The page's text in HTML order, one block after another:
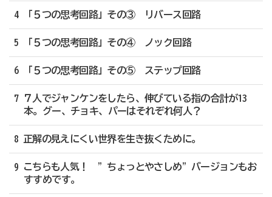
4 「５つの思考回路」その③ リバース回路
5 「５つの思考回路」その④ ノック回路
6 「５つの思考回路」その⑤ ステップ回路
7 ７人でジャンケンをしたら、伸びている指の合計が13
本。グー、チョキ、パーはそれぞれ何人？
8 正解の見えにくい世界を生き抜くために。
9 こちらも人気！ ”ちょっとやさしめ”バージョンもお
すすめです。